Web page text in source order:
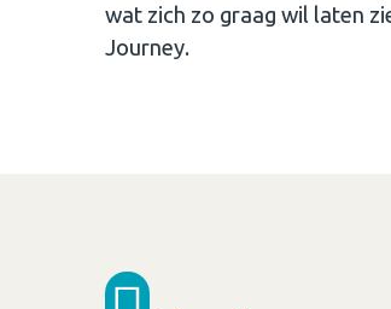
wat zich zo graag wil laten
Journey.